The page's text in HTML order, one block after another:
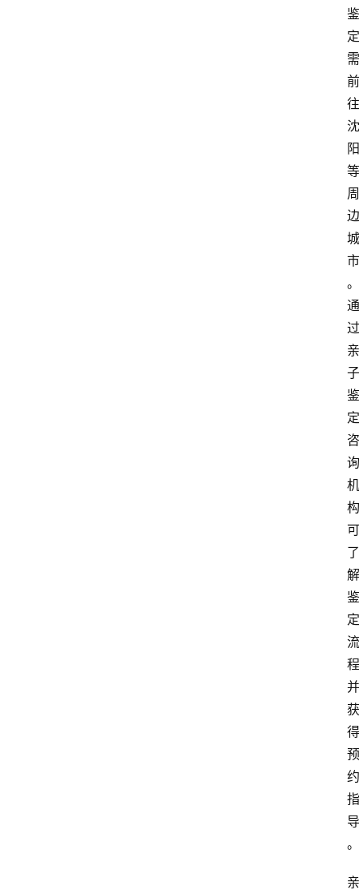
鉴
定
需
前
往
沈
阳
等
周
边
城
市
。
通
过
亲
子
鉴
定
咨
询
机
构
可
了
解
鉴
定
流
程
并
获
得
预
约
指
导
。
亲